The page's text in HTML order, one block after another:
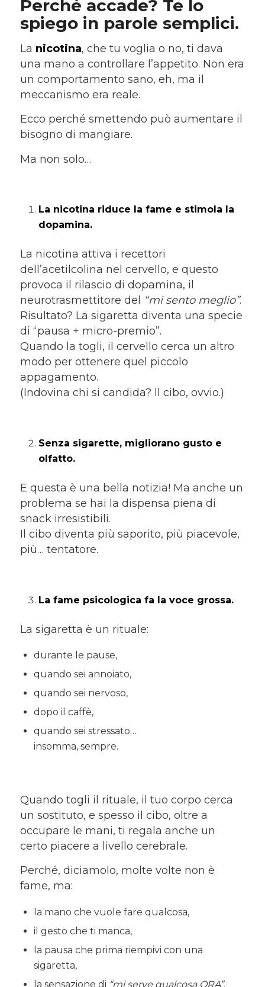
Perché accade? Te lo
spiego in parole semplici.
La nicotina, che tu voglia o no, ti dava
una mano a controllare l’appetito. Non era
un comportamento sano, eh, ma il
meccanismo era reale.
Ecco perché smettendo può aumentare il
bisogno di mangiare.
Ma non solo…
La nicotina riduce la fame e stimola la
dopamina.
La nicotina attiva i recettori
dell’acetilcolina nel cervello, e questo
provoca il rilascio di dopamina, il
neurotrasmettitore del
“mi sento meglio”.
Risultato? La sigaretta diventa una specie
di “pausa + micro-premio”.
Quando la togli, il cervello cerca un altro
modo per ottenere quel piccolo
appagamento.
(Indovina chi si candida? Il cibo, ovvio.)
Senza sigarette, migliorano gusto e
olfatto.
E questa è una bella notizia! Ma anche un
problema se hai la dispensa piena di
snack irresistibili.
Il cibo diventa più saporito, più piacevole,
più… tentatore.
La fame psicologica fa la voce grossa.
La sigaretta è un rituale:
durante le pause,
quando sei annoiato,
quando sei nervoso,
dopo il caffè,
quando sei stressato…
insomma, sempre.
Quando togli il rituale, il tuo corpo cerca
un sostituto, e spesso il cibo, oltre a
occupare le mani, ti regala anche un
certo piacere a livello cerebrale.
Perché, diciamolo, molte volte non è
fame, ma:
la mano che vuole fare qualcosa,
il gesto che ti manca,
la pausa che prima riempivi con una
sigaretta,
la sensazione di “mi serve qualcosa ORA”.